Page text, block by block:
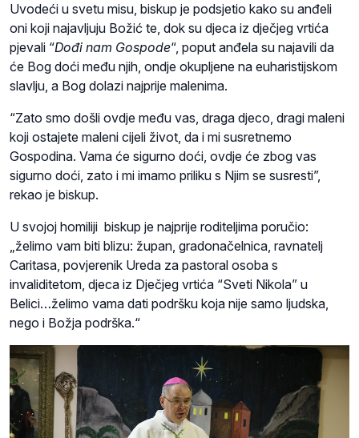
Uvodeći u svetu misu, biskup je podsjetio kako su anđeli
oni koji najavljuju Božić te, dok su djeca iz dječjeg vrtića
pjevali “Dođi nam Gospode“, poput anđela su najavili da
će Bog doći među njih, ondje okupljene na euharistijskom
slavlju, a Bog dolazi najprije malenima.
“Zato smo došli ovdje među vas, draga djeco, dragi maleni
koji ostajete maleni cijeli život, da i mi susretnemo
Gospodina. Vama će sigurno doći, ovdje će zbog vas
sigurno doći, zato i mi imamo priliku s Njim se susresti”,
rekao je biskup.
U svojoj homiliji biskup je najprije roditeljima poručio:
„želimo vam biti blizu: župan, gradonačelnica, ravnatelj
Caritasa, povjerenik Ureda za pastoral osoba s
invaliditetom, djeca iz Dječjeg vrtića “Sveti Nikola” u
Belici…želimo vama dati podršku koja nije samo ljudska,
nego i Božja podrška.“